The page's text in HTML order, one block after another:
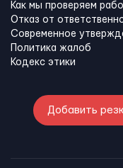
Как мы проверяем
Отказ от
Современное
Политика жалоб
Кодекс этики
Добавить